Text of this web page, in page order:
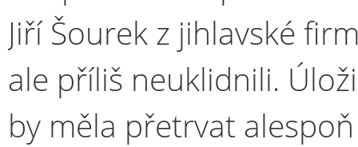
Jiří Šourek z jihlavské
ale příliš neuklidnili.
by měla přetrvat